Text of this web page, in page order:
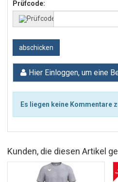
Prüfcode:
abschicken
Hier Einloggen, um eine
Es liegen keine Kommentare